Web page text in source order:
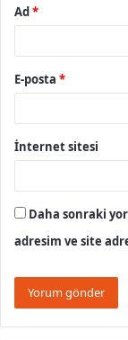
Ad*
E-posta *
İnternet sitesi
Daha sonraki
adresim ve site